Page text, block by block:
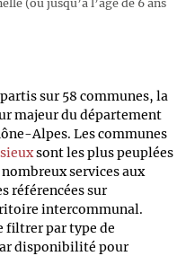
(ou jusqu’à l’âge de 6 ans
sur 58 communes, la
majeur du département
Alpes. Les communes
sont les plus peuplées
services aux
référencées sur
intercommunal.
filtrer par type de
disponibilité pour